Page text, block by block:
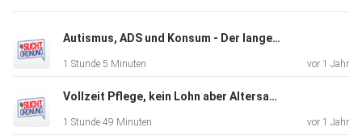
Autismus, ADS und Konsum - Der lange Weg zu sich selbst!
1 Stunde 5 Minuten vor 1 Jahr
Vollzeit Pflege, kein Lohn aber Altersarmut – Wer kümmert sich um Pflegende?
1 Stunde 49 Minuten vor 1 Jahr